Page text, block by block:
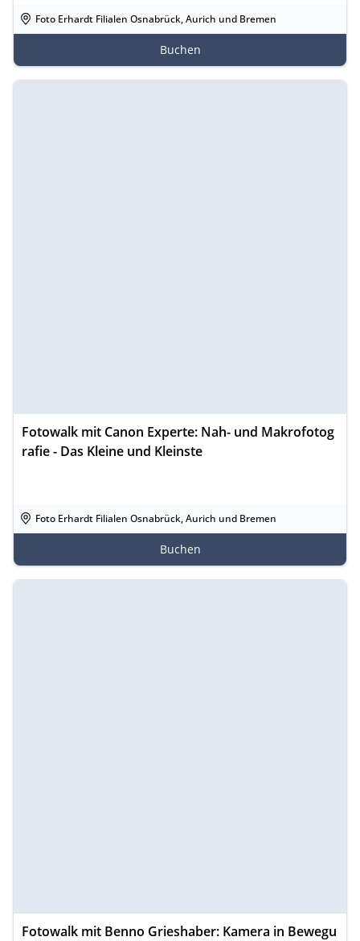
Foto Erhardt Filialen Osnabrück, Aurich und Bremen
Buchen
Fotowalk mit Canon Experte: Nah- und Makrofotog
rafie - Das Kleine und Kleinste
Foto Erhardt Filialen Osnabrück, Aurich und Bremen
Buchen
Fotowalk mit Benno Grieshaber: Kamera in Bewegu